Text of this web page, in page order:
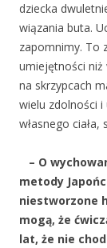
dziecka
wiązania buta.
zapomnimy. To
umiejętności niż
na skrzypcach
wielu zdolności
własnego
– O
metody
niestworzone
mogą, że
lat, że nie